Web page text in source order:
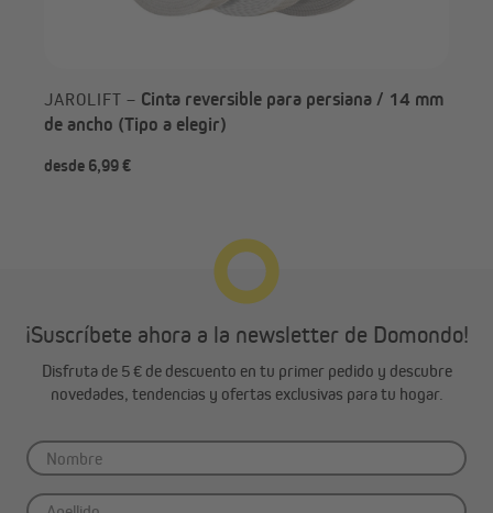
JAROLIFT – Cinta reversible para persiana / 14 mm
de ancho (Tipo a elegir)
desde 6,99 €
¡Suscríbete ahora a la newsletter de Domondo!
Disfruta de 5 € de descuento en tu primer pedido y descubre
novedades, tendencias y ofertas exclusivas para tu hogar.